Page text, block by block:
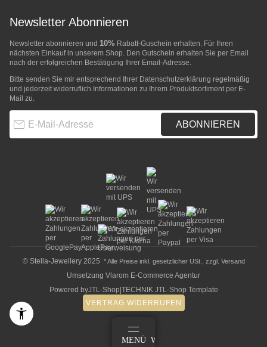
Newsletter Abonnieren
Newsletter abonnieren und 10% Rabatt-Guschein erhalten. Für Ihren
nächsten Einkauf in unserem Shop. Den Gutschein erhalten Sie per Email
nach der erfolgreichen Bestätigung Ihrer Email-Adresse.
Bitte senden Sie mir entsprechend Ihrer Datenschutzerklärung regelmäßig
und jederzeit widerruflich Informationen zu Ihrem Produktsortiment per E-
Mail zu.
ABONNIEREN
© Stella-Jewellery 2025 * Alle Preise inkl. gesetzlicher USt., zzgl. Versand
Umsetzung Vlarom E-Commerce Agentur
Powered byJTL-Shop TECHNIK JTL-Shop Template
VERTRAG WIDERRUFEN
MENÜ WARENKORB